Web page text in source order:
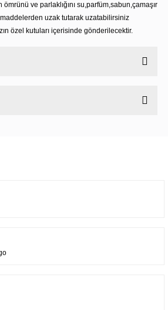
ve parlaklığını su,parfüm,sabun,çamaşır
uzak tutarak uzatabilirsiniz
özel kutuları içerisinde gönderilecektir.